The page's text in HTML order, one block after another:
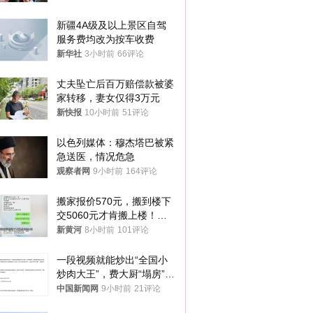
新疆4A级及以上景区自驾
服务费均改为按车收费
新华社 3小时前 66评论
丈夫坠亡后百万赔偿款被婆
家转移，妻女仅得3万元
新快报 10小时前 51评论
以色列媒体：穆杰塔巴被紧
急送医，情况危急
观察者网 9小时前 164评论
搬家报价570元，搬到楼下
交5060元才肯搬上楼！女
子傻眼了……
新黄河 8小时前 101评论
一段视频就能炒出“全国小
炒肉大王”，费大厨“塌房”了
吗？
中国新闻网 9小时前 21评论